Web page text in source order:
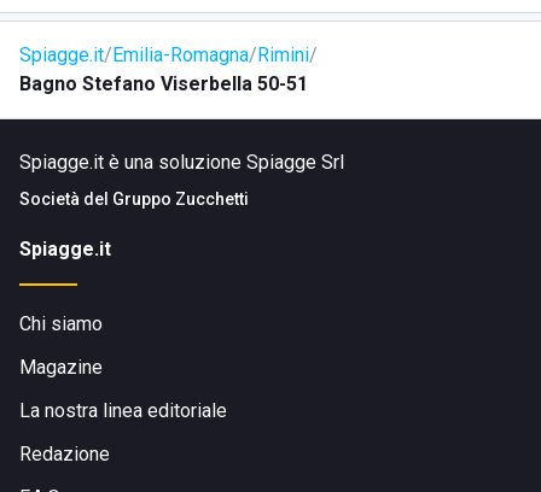
Spiagge.it Emilia-Romagna Rimini
Bagno Stefano Viserbella 50-51
Spiagge.it è una soluzione Spiagge Srl
Società del Gruppo Zucchetti
Spiagge.it
Chi siamo
Magazine
La nostra linea editoriale
Redazione